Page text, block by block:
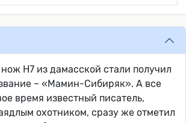
Н7 из дамасской стали получил
– «Мамин-Сибиряк». А все
время известный писатель,
охотником, сразу же отметил